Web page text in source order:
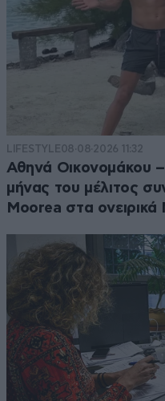
LIFESTYLE08·08·2026 11:32
Αθηνά Οικονομάκου
μήνας του μέλιτος
Moorea στα